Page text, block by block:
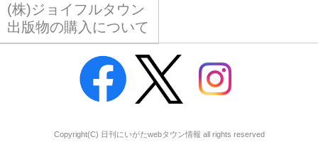
(株)ジョイフルタウン
出版物の購入について
Copyright(C) 日刊にいがたwebタウン情報 all rights reserved